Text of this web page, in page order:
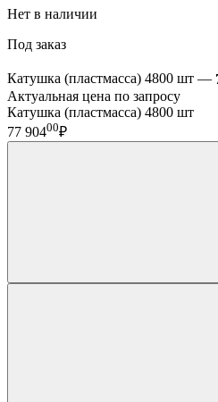
Нет в наличии
Под заказ
Катушка (пластмасса) 4800 шт —
Актуальная цена по запросу
Катушка (пластмасса) 4800 шт
77 90400₽